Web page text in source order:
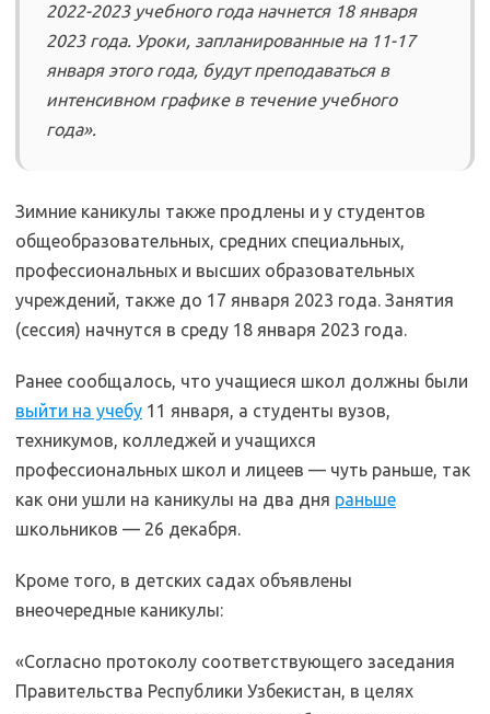
2022-2023 учебного года начнется 18 января
2023 года. Уроки, запланированные на 11-17
января этого года, будут преподаваться в
интенсивном графике в течение учебного
года».
Зимние каникулы также продлены и у студентов
общеобразовательных, средних специальных,
профессиональных и высших образовательных
учреждений, также до 17 января 2023 года. Занятия
(сессия) начнутся в среду 18 января 2023 года.
Ранее сообщалось, что учащиеся школ должны были
выйти на учебу 11 января, а студенты вузов,
техникумов, колледжей и учащихся
профессиональных школ и лицеев — чуть раньше, так
как они ушли на каникулы на два дня раньше
школьников — 26 декабря.
Кроме того, в детских садах объявлены
внеочередные каникулы:
«Согласно протоколу соответствующего заседания
Правительства Республики Узбекистан, в целях